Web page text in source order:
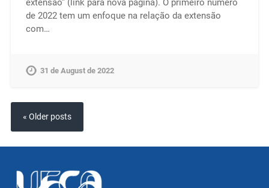
extensão” (link para nova página). O primeiro número
de 2022 tem um enfoque na relação da extensão
com…
31 de August de 2022
« Older posts